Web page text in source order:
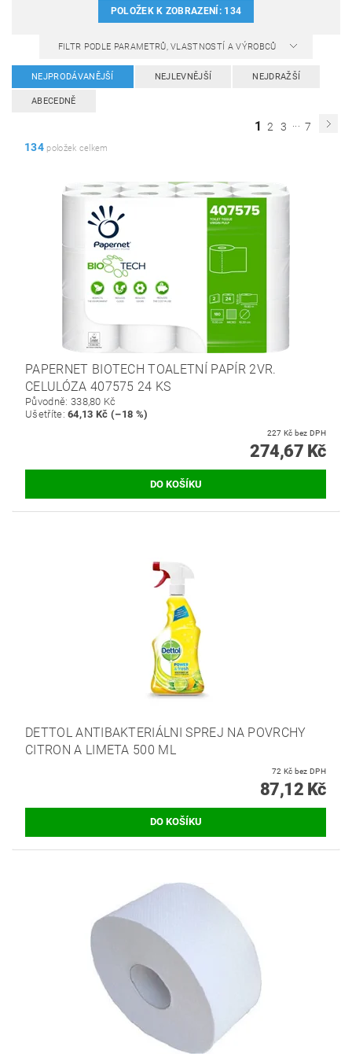
POLOŽEK K ZOBRAZENÍ: 134
FILTR PODLE PARAMETRŮ, VLASTNOSTÍ A VÝROBCŮ
NEJPRODÁVANĚJŠÍ NEJLEVNĚJŠÍ NEJDRAŽŠÍ
ABECEDNĚ
1 2 3 ... 7
134položek celkem
PAPERNET BIOTECH TOALETNÍ PAPÍR 2VR.
CELULÓZA 407575 24 KS
Původně: 338,80 Kč
Ušetříte:64,13 Kč (–18 %)
227 Kč bez DPH
274,67 Kč
DETTOL ANTIBAKTERIÁLNI SPREJ NA POVRCHY
CITRON A LIMETA 500 ML
72 Kč bez DPH
87,12 Kč